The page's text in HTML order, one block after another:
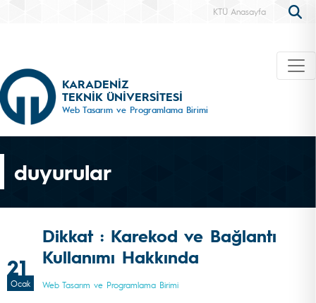
KTÜ Anasayfa
KARADENİZ
TEKNİK ÜNİVERSİTESİ
Web Tasarım ve Programlama Birimi
duyurular
21
Ocak
Dikkat : Karekod ve Bağlantı
Kullanımı Hakkında
Web Tasarım ve Programlama Birimi